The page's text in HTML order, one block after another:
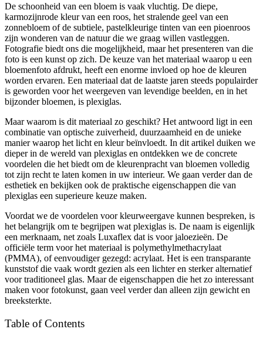
De schoonheid van een bloem is vaak vluchtig. De diepe,
karmozijnrode kleur van een roos, het stralende geel van een
zonnebloem of de subtiele, pastelkleurige tinten van een pioenroos
zijn wonderen van de natuur die we graag willen vastleggen.
Fotografie biedt ons die mogelijkheid, maar het presenteren van die
foto is een kunst op zich. De keuze van het materiaal waarop u een
bloemenfoto afdrukt, heeft een enorme invloed op hoe de kleuren
worden ervaren. Een materiaal dat de laatste jaren steeds populairder
is geworden voor het weergeven van levendige beelden, en in het
bijzonder bloemen, is plexiglas.
Maar waarom is dit materiaal zo geschikt? Het antwoord ligt in een
combinatie van optische zuiverheid, duurzaamheid en de unieke
manier waarop het licht en kleur beïnvloedt. In dit artikel duiken we
dieper in de wereld van plexiglas en ontdekken we de concrete
voordelen die het biedt om de kleurenpracht van bloemen volledig
tot zijn recht te laten komen in uw interieur. We gaan verder dan de
esthetiek en bekijken ook de praktische eigenschappen die van
plexiglas een superieure keuze maken.
Voordat we de voordelen voor kleurweergave kunnen bespreken, is
het belangrijk om te begrijpen wat plexiglas is. De naam is eigenlijk
een merknaam, net zoals Luxaflex dat is voor jaloezieën. De
officiële term voor het materiaal is polymethylmethacrylaat
(PMMA), of eenvoudiger gezegd: acrylaat. Het is een transparante
kunststof die vaak wordt gezien als een lichter en sterker alternatief
voor traditioneel glas. Maar de eigenschappen die het zo interessant
maken voor fotokunst, gaan veel verder dan alleen zijn gewicht en
breeksterkte.
Table of Contents